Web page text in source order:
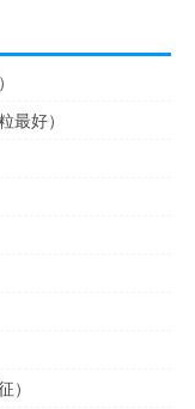
最好）
）